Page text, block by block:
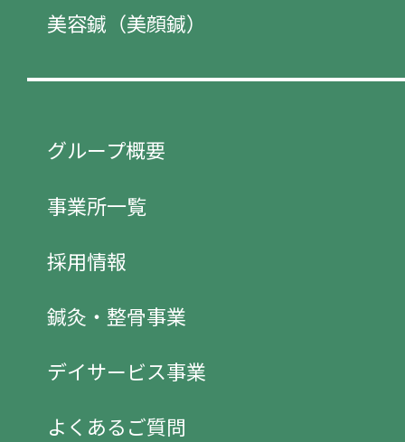
美容鍼（美顔鍼）
グループ概要
事業所一覧
採用情報
鍼灸・整骨事業
デイサービス事業
よくあるご質問